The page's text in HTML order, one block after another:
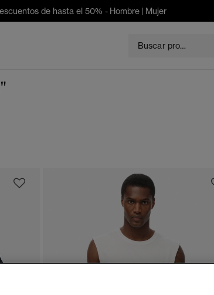
de hasta el 50% - Hombre | Mujer